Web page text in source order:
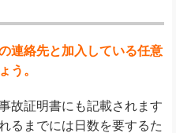
連絡先と加入している任意
う。
故証明書にも記載されます
るまでには日数を要するた